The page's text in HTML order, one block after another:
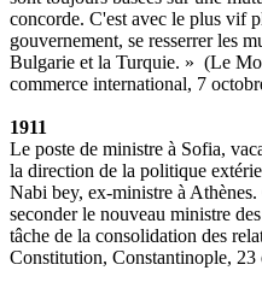
concorde. C'est avec le plus vif
gouvernement, se resserrer les
Bulgarie et la Turquie. » (Le
commerce international, 7
1911
Le poste de ministre à Sofia,
la direction de la politique
Nabi bey, ex-ministre à
seconder le nouveau ministre
tâche de la consolidation des
Constitution, Constantinople, 23